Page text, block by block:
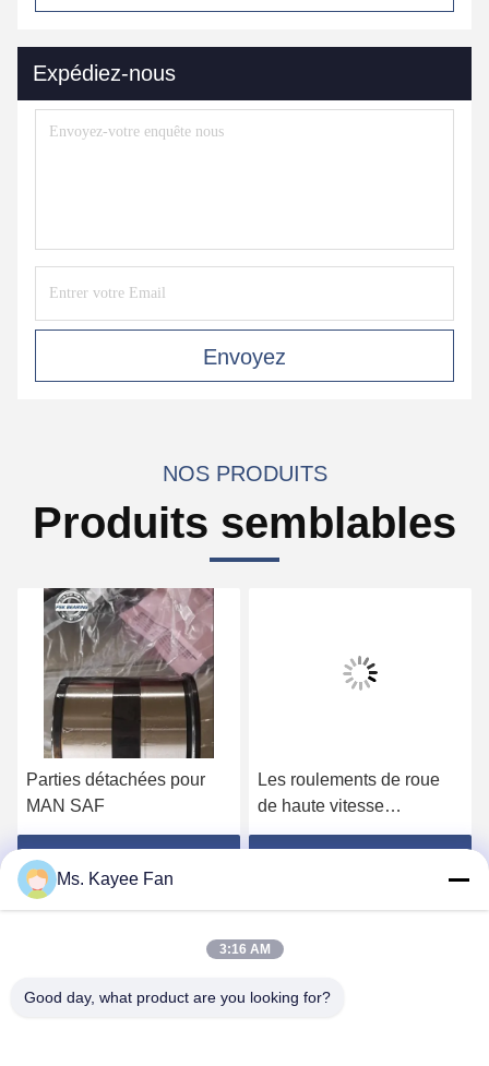
Expédiez-nous
Envoyez
NOS PRODUITS
Produits semblables
Parties détachées pour
MAN SAF
Obtenez le meilleur prix
Les roulements de roue
de haute vitesse
DU49840048 11062176
49X84X48mm acier de
haute qualité
Ms. Kayee Fan
3:16 AM
Good day, what product are you looking for?